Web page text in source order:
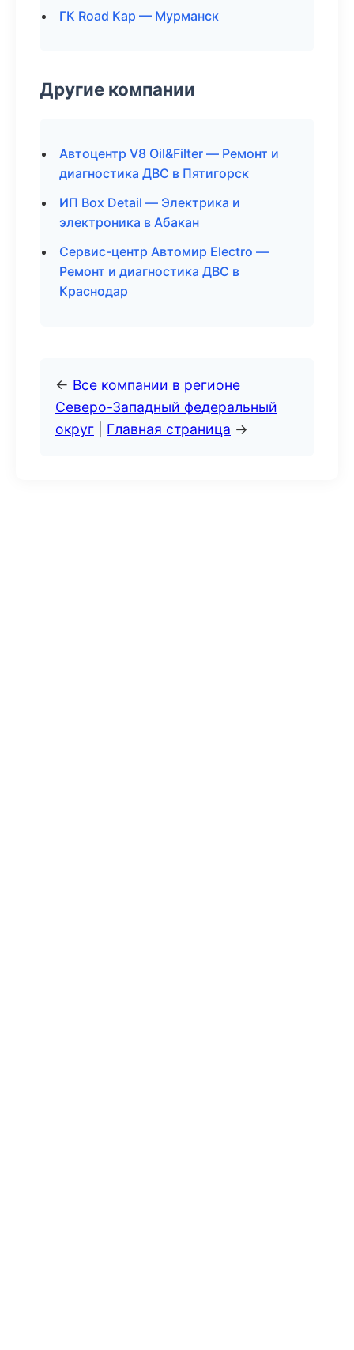
ГК Road Кар — Мурманск
Другие компании
Автоцентр V8 Oil&Filter — Ремонт и
диагностика ДВС в Пятигорск
ИП Box Detail — Электрика и
электроника в Абакан
Сервис-центр Автомир Electro —
Ремонт и диагностика ДВС в
Краснодар
← Все компании в регионе
Северо-Западный федеральный
округ
Главная страница →